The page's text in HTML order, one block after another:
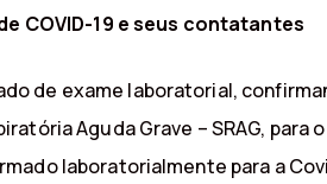
COVID-19 e seus contatantes
de exame laboratorial,
Aguda Grave – SRAG,
laboratorialmente para a